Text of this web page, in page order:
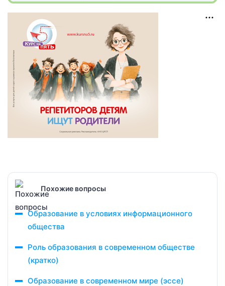
Похожие вопросы
Образование в условиях информационного
общества
Роль образования в современном обществе
(кратко)
Образование в современном мире (эссе)